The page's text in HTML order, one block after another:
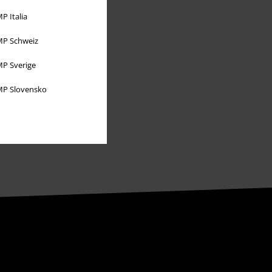
Italia
Schweiz
Sverige
Slovensko